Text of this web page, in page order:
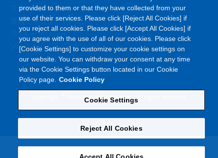
プライバシーポリシー
情報セキュリティポリシー
クッキーポリシー
ソーシャルメディアポリシー
Asahi Kasei Corporation. All rights reserved
provided to them or that they have collected from your
use of their services. Please click [Reject All Cookies] if
you reject all cookies. Please click [Accept All Cookies] if
you agree with the use of all of our cookies. Please click
[Cookie Settings] to customize your cookie settings on
our website. You can withdraw your consent at any time
via the Cookie Settings button located in our Cookie
Policy page. Cookie Policy
Cookie Settings
Reject All Cookies